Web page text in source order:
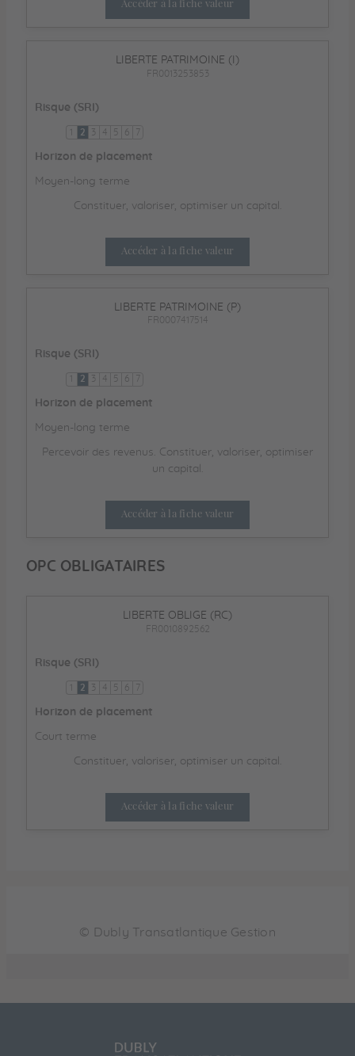
Accéder à la fiche valeur
LIBERTE PATRIMOINE (I)
FR0013253853
Risque (SRI)
2 3 4 5 6 7
Horizon de placement
Moyen-long terme
Constituer, valoriser, optimiser un capital.
Accéder à la fiche valeur
LIBERTE PATRIMOINE (P)
FR0007417514
Risque (SRI)
2 3 4 5 6
Horizon de placement
Moyen-long terme
Percevoir des revenus. Constituer, valoriser, optimiser
un capital.
Accéder à la fiche valeur
OPC OBLIGATAIRES
LIBERTE OBLIGE (RC)
FR0010892562
Risque (SRI)
2 3 4 5 6 7
Horizon de placement
Court terme
Constituer, valoriser, optimiser un capital.
Accéder à la fiche valeur
© Dubly Transatlantique Gestion